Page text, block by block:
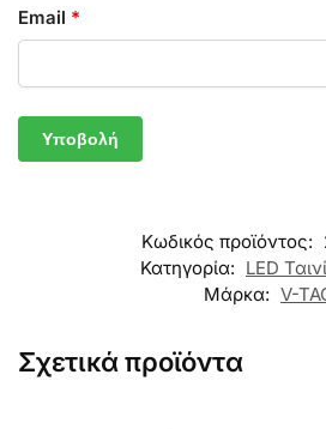
Email *
Κωδικός προϊόντος:
Κατηγορία: LED
Μάρκα: V-
Σχετικά προϊόντα